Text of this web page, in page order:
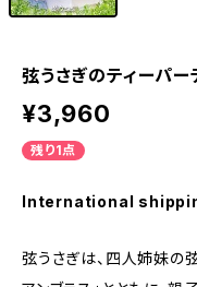
弦うさぎのティーパ
¥3,960
残り1点
International
弦うさぎは、四人姉妹の